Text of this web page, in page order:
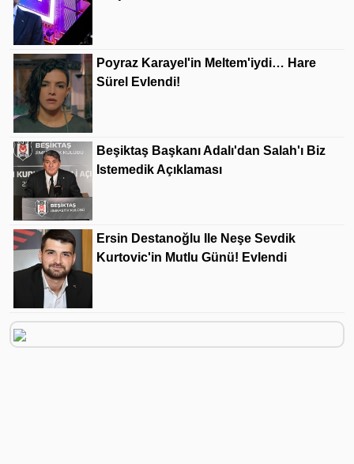
Poyraz Karayel'in Meltem'iydi… Hare
Sürel Evlendi!
Beşiktaş Başkanı Adalı'dan Salah'ı Biz
Istemedik Açıklaması
Ersin Destanoğlu Ile Neşe Sevdik
Kurtovic'in Mutlu Günü! Evlendi